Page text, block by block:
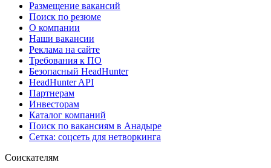
Размещение вакансий
Поиск по резюме
О компании
Наши вакансии
Реклама на сайте
Требования к ПО
Безопасный HeadHunter
HeadHunter API
Партнерам
Инвесторам
Каталог компаний
Поиск по вакансиям в Анадыре
Сетка: соцсеть для нетворкинга
Соискателям